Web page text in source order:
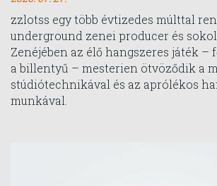
zzlotss egy több évtizedes múlttal
underground zenei producer és
Zenéjében az élő hangszeres játék –
a billentyű – mesterien ötvöződik a
stúdiótechnikával és az aprólékos
munkával.